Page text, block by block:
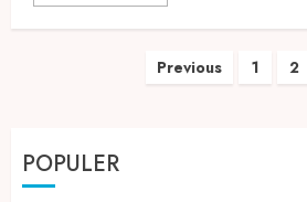
Posts
Previous 1 2
POPULER
1
Data